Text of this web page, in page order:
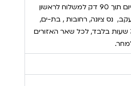
משלוחים מהיום להיום תוך 90 דק למשלוח לראשון
נס ציונה, רחובות , בת-ים,
חולון ובית דגן תוך 3 שעות בלבד, לכל שאר האזורים